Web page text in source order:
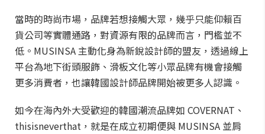
當時的時尚市場，品牌若想接觸大眾，幾乎只能仰賴百
貨公司等實體通路，對資源有限的品牌而言，門檻並不
低。MUSINSA 主動化身為新銳設計師的盟友，透過線上
平台為地下街頭服飾、滑板文化等小眾品牌有機會接觸
更多消費者，也讓韓國設計師品牌開始被更多人認識。
如今在海內外大受歡迎的韓國潮流品牌如 COVERNAT、
thisisneverthat，就是在成立初期便與 MUSINSA 並肩